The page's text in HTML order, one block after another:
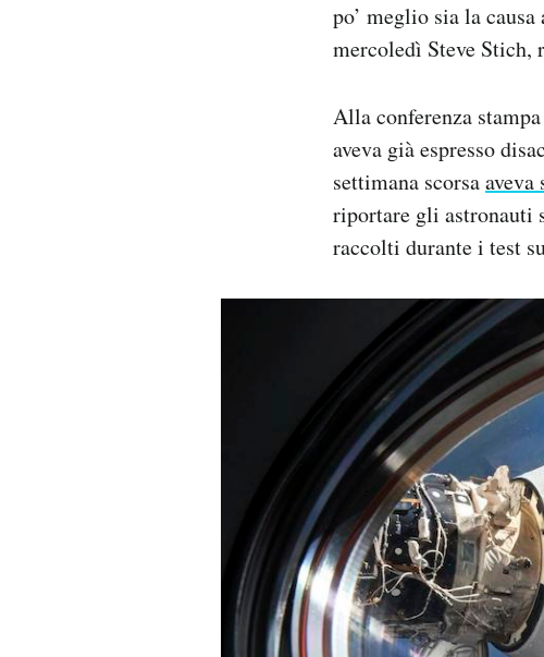
po’ meglio sia la
mercoledì Steve Stich,
Alla conferenza
aveva già espresso
settimana scorsaaveva
riportare gli astronauti
raccolti durante i test